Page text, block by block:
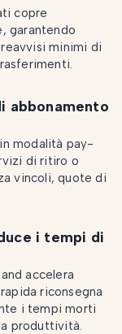
copre
garantendo
minimi di
abbonamento
modalità pay-
di ritiro o
vincoli, quote di
i tempi di
accelera
riconsegna
i tempi morti
produttività.